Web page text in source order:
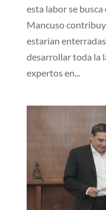
esta labor se
Mancuso
estarían
desarrollar toda la
expertos en...